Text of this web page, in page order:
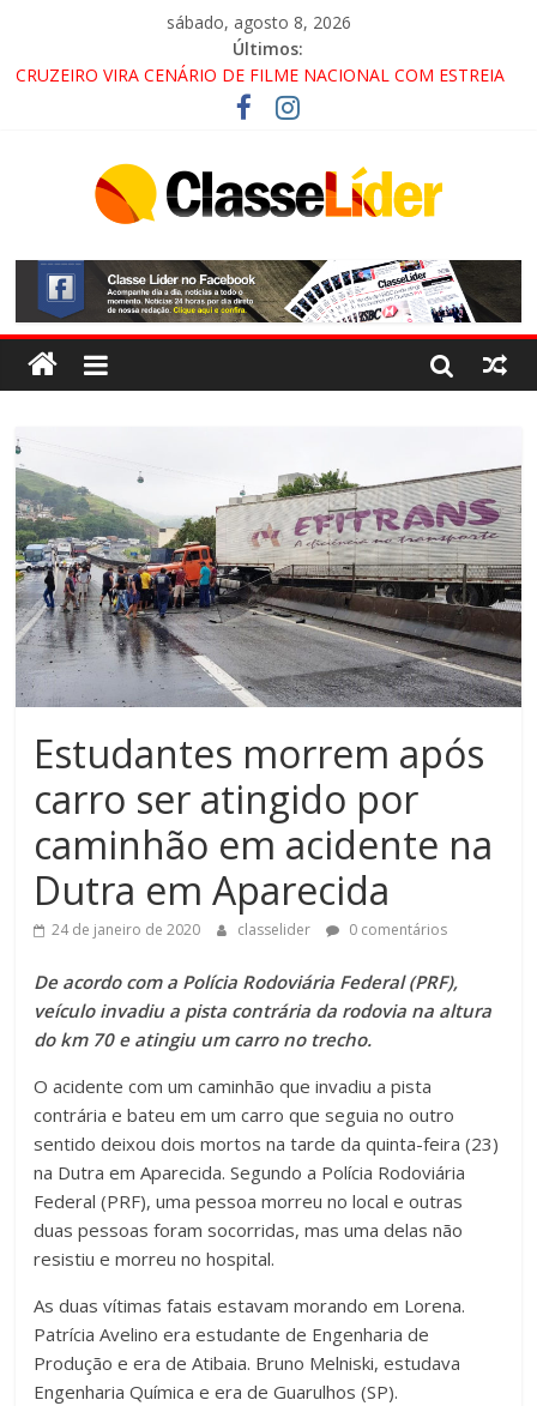
sábado, agosto 8, 2026
Últimos:
CRUZEIRO VIRA CENÁRIO DE FILME NACIONAL COM ESTREIA
PROMOTOR DO GAECO
ACESSO À APARECIDA NA DUTRA SERÁ BLOQUEADO NO FIM
ALTERNATIVAS
LORENA, PINDAMONHANGABA E QUELUZ NA RETA FINAL
PELA FÁBRICA DA COCA-COLA!
Estudantes morrem após
carro ser atingido por
caminhão em acidente na
Dutra em Aparecida
24 de janeiro de 2020 classelider 0 comentários
De acordo com a Polícia Rodoviária Federal (PRF),
veículo invadiu a pista contrária da rodovia na altura
do km 70 e atingiu um carro no trecho.
O acidente com um caminhão que invadiu a pista
contrária e bateu em um carro que seguia no outro
sentido deixou dois mortos na tarde da quinta-feira (23)
na Dutra em Aparecida. Segundo a Polícia Rodoviária
Federal (PRF), uma pessoa morreu no local e outras
duas pessoas foram socorridas, mas uma delas não
resistiu e morreu no hospital.
As duas vítimas fatais estavam morando em Lorena.
Patrícia Avelino era estudante de Engenharia de
Produção e era de Atibaia. Bruno Melniski, estudava
Engenharia Química e era de Guarulhos (SP).